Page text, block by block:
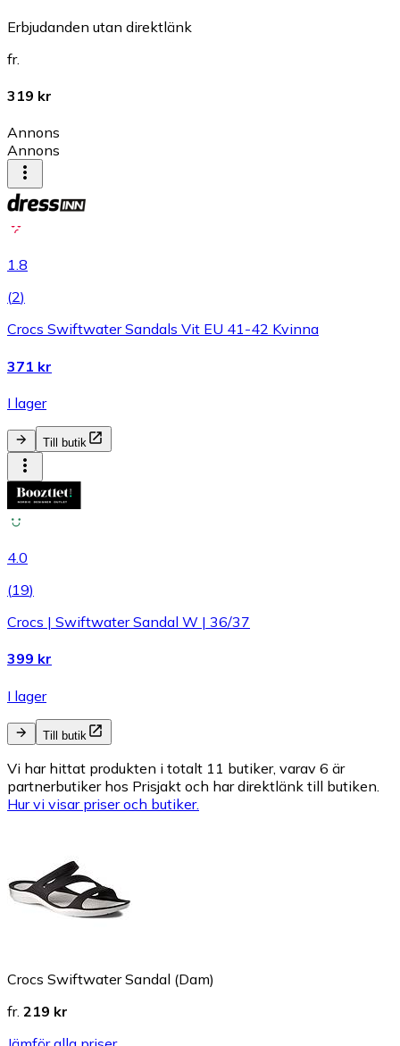
Erbjudanden utan direktlänk
fr.
319 kr
Annons
Annons
1.8
(2)
Crocs Swiftwater Sandals Vit EU 41-42 Kvinna
371 kr
I lager
Till butik
4.0
(19)
Crocs | Swiftwater Sandal W | 36/37
399 kr
I lager
Till butik
Vi har hittat produkten i totalt 11 butiker, varav 6 är
partnerbutiker hos Prisjakt och har direktlänk till butiken.
Hur vi visar priser och butiker.
Crocs Swiftwater Sandal (Dam)
fr. 219 kr